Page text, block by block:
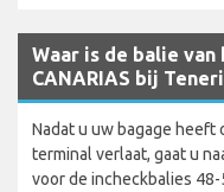
Waar is de balie
CANARIAS bij
Nadat u uw bagage heeft
terminal verlaat, gaat u
voor de incheckbalies